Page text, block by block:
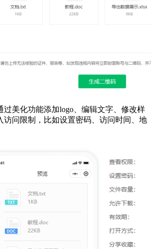
过美化功能添加logo、编辑文字、修改样
访问限制，比如设置密码、访问时间、地